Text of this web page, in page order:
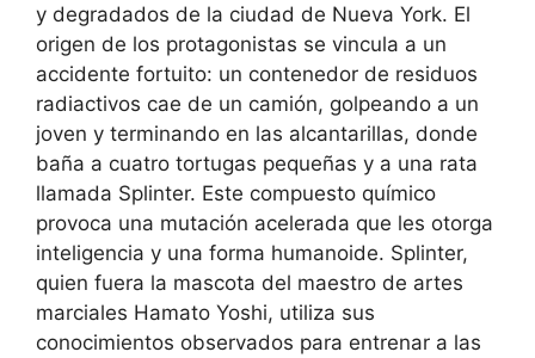
y degradados de la ciudad de Nueva York. El
origen de los protagonistas se vincula a un
accidente fortuito: un contenedor de residuos
radiactivos cae de un camión, golpeando a un
joven y terminando en las alcantarillas, donde
baña a cuatro tortugas pequeñas y a una rata
llamada Splinter. Este compuesto químico
provoca una mutación acelerada que les otorga
inteligencia y una forma humanoide. Splinter,
quien fuera la mascota del maestro de artes
marciales Hamato Yoshi, utiliza sus
conocimientos observados para entrenar a las